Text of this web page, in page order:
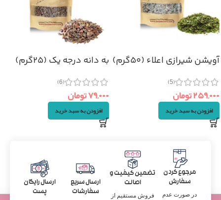
آویشن شیرازی اعلاء (۵۰گرم)
(5)
۲۵۹,۰۰۰تومان
افزودن به سبد خرید
به دانه درجه یک (۲۵گرم)
(6)
۷۹,۰۰۰تومان
افزودن به سبد خرید
مرجوع کردن
سفارش
در صورت عدم
تضمین کیفیت و
اصالت
فروش مستقیم از
ارسال سریع
سفارشات
ارسال رایگان
پست